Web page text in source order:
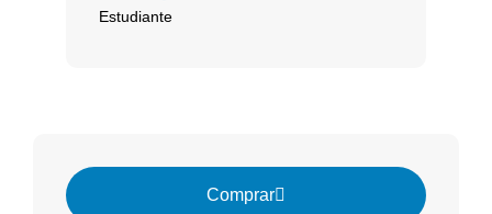
Estudiante
Comprar